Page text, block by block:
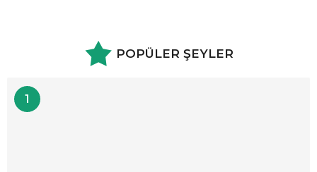
POPÜLER ŞEYLER
1